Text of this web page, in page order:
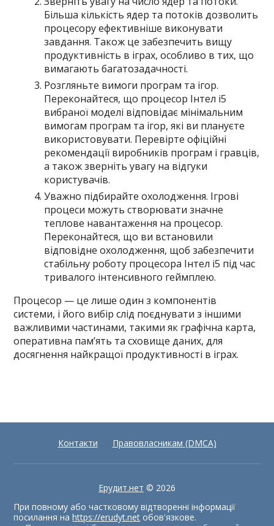
Більша кількість ядер та потоків дозволить
процесору ефективніше виконувати
завдання. Також це забезпечить вищу
продуктивність в іграх, особливо в тих, що
вимагають багатозадачності.
Розгляньте вимоги програм та ігор.
Переконайтеся, що процесор Інтел і5
вибраної моделі відповідає мінімальним
вимогам програм та ігор, які ви плануєте
використовувати. Перевірте офіційні
рекомендації виробників програм і гравців,
а також зверніть увагу на відгуки
користувачів.
Уважно підбирайте охолодження. Ігрові
процеси можуть створювати значне
теплове навантаження на процесор.
Переконайтеся, що ви встановили
відповідне охолодження, щоб забезпечити
стабільну роботу процесора Інтел і5 під час
тривалого інтенсивного геймплею.
Процесор — це лише один з компонентів
системи, і його вибір слід поєднувати з іншими
важливими частинами, такими як графічна карта,
оперативна пам’ять та сховище даних, для
досягнення найкращої продуктивності в іграх.
Контакти Правовласникам (DMCA)
Ерудит.нет © 2026
При повному або частковому відтворенні інформації
посилання наhttps://erudyt.net обов'язкове.